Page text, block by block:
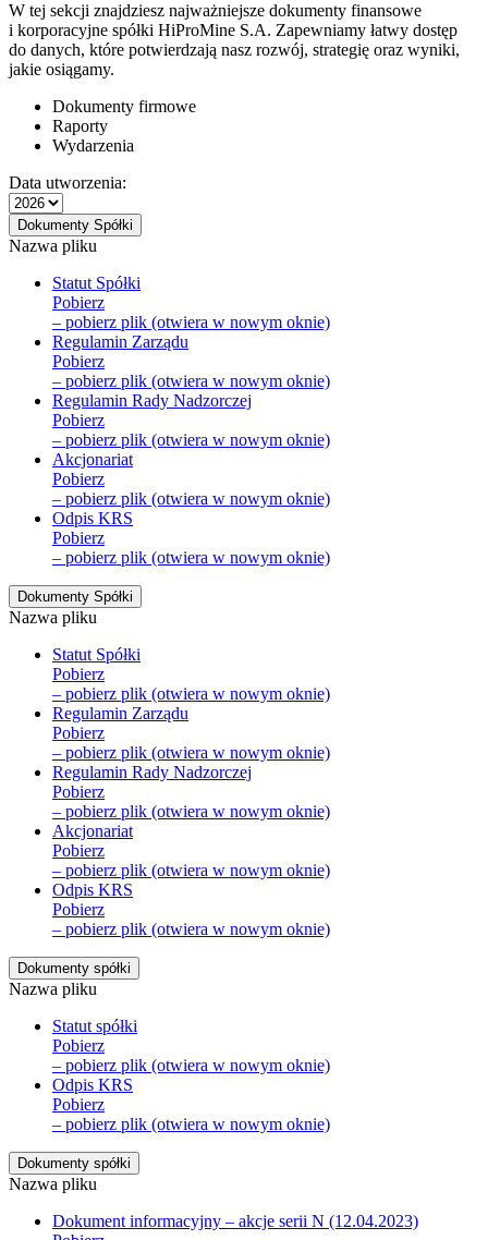
W tej sekcji znajdziesz najważniejsze dokumenty finansowe
i korporacyjne spółki HiProMine S.A. Zapewniamy łatwy dostęp
do danych, które potwierdzają nasz rozwój, strategię oraz wyniki,
jakie osiągamy.
Dokumenty firmowe
Raporty
Wydarzenia
Data utworzenia:
Dokumenty Spółki
Nazwa pliku
Statut Spółki
Pobierz
– pobierz plik (otwiera w nowym oknie)
Regulamin Zarządu
Pobierz
– pobierz plik (otwiera w nowym oknie)
Regulamin Rady Nadzorczej
Pobierz
– pobierz plik (otwiera w nowym oknie)
Akcjonariat
Pobierz
– pobierz plik (otwiera w nowym oknie)
Odpis KRS
Pobierz
– pobierz plik (otwiera w nowym oknie)
Dokumenty Spółki
Nazwa pliku
Statut Spółki
Pobierz
– pobierz plik (otwiera w nowym oknie)
Regulamin Zarządu
Pobierz
– pobierz plik (otwiera w nowym oknie)
Regulamin Rady Nadzorczej
Pobierz
– pobierz plik (otwiera w nowym oknie)
Akcjonariat
Pobierz
– pobierz plik (otwiera w nowym oknie)
Odpis KRS
Pobierz
– pobierz plik (otwiera w nowym oknie)
Dokumenty spółki
Nazwa pliku
Statut spółki
Pobierz
– pobierz plik (otwiera w nowym oknie)
Odpis KRS
Pobierz
– pobierz plik (otwiera w nowym oknie)
Dokumenty spółki
Nazwa pliku
Dokument informacyjny – akcje serii N (12.04.2023)